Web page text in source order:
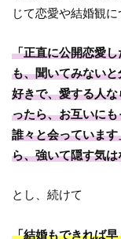
じて恋愛や結婚観に
「正直に公開恋愛
も、聞いてみない
好きで、愛する人
ったら、お互いに
誰々と会っていま
ら、強いて隠す気
とし、続けて
「結婚もできれば